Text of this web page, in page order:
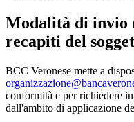
Modalità di invio
recapiti del
BCC Veronese mette a
conformità e per richiedere
dall'ambito di applicazione